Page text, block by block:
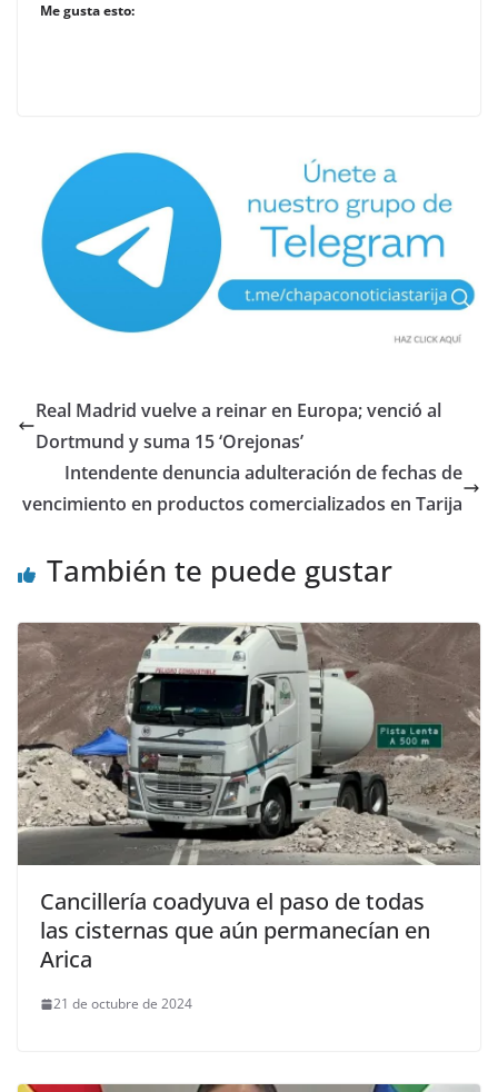
Me gusta esto:
Real Madrid vuelve a reinar en Europa; venció al
Dortmund y suma 15 ‘Orejonas’
Intendente denuncia adulteración de fechas de
vencimiento en productos comercializados en Tarija
También te puede gustar
Cancillería coadyuva el paso de todas
las cisternas que aún permanecían en
Arica
21 de octubre de 2024